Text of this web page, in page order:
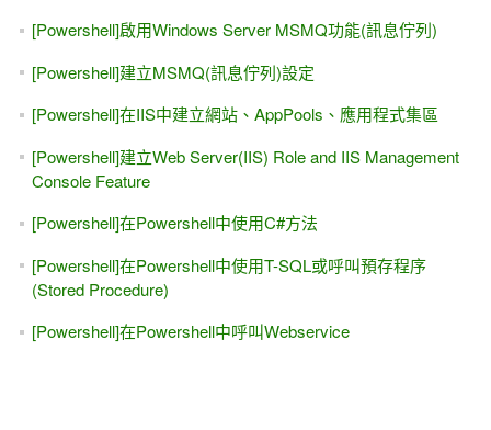
[Powershell]啟用Windows Server MSMQ功能(訊息佇列)
[Powershell]建立MSMQ(訊息佇列)設定
[Powershell]在IIS中建立網站、AppPools、應用程式集區
[Powershell]建立Web Server(IIS) Role and IIS Management
Console Feature
[Powershell]在Powershell中使用C#方法
[Powershell]在Powershell中使用T-SQL或呼叫預存程序
(Stored Procedure)
[Powershell]在Powershell中呼叫Webservice